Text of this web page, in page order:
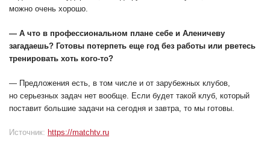
можно очень хорошо.
— А что в профессиональном плане себе и Аленичеву
загадаешь? Готовы потерпеть еще год без работы или рветесь
тренировать хоть кого-то?
— Предложения есть, в том числе и от зарубежных клубов,
но серьезных задач нет вообще. Если будет такой клуб, который
поставит большие задачи на сегодня и завтра, то мы готовы.
Источник: https://matchtv.ru